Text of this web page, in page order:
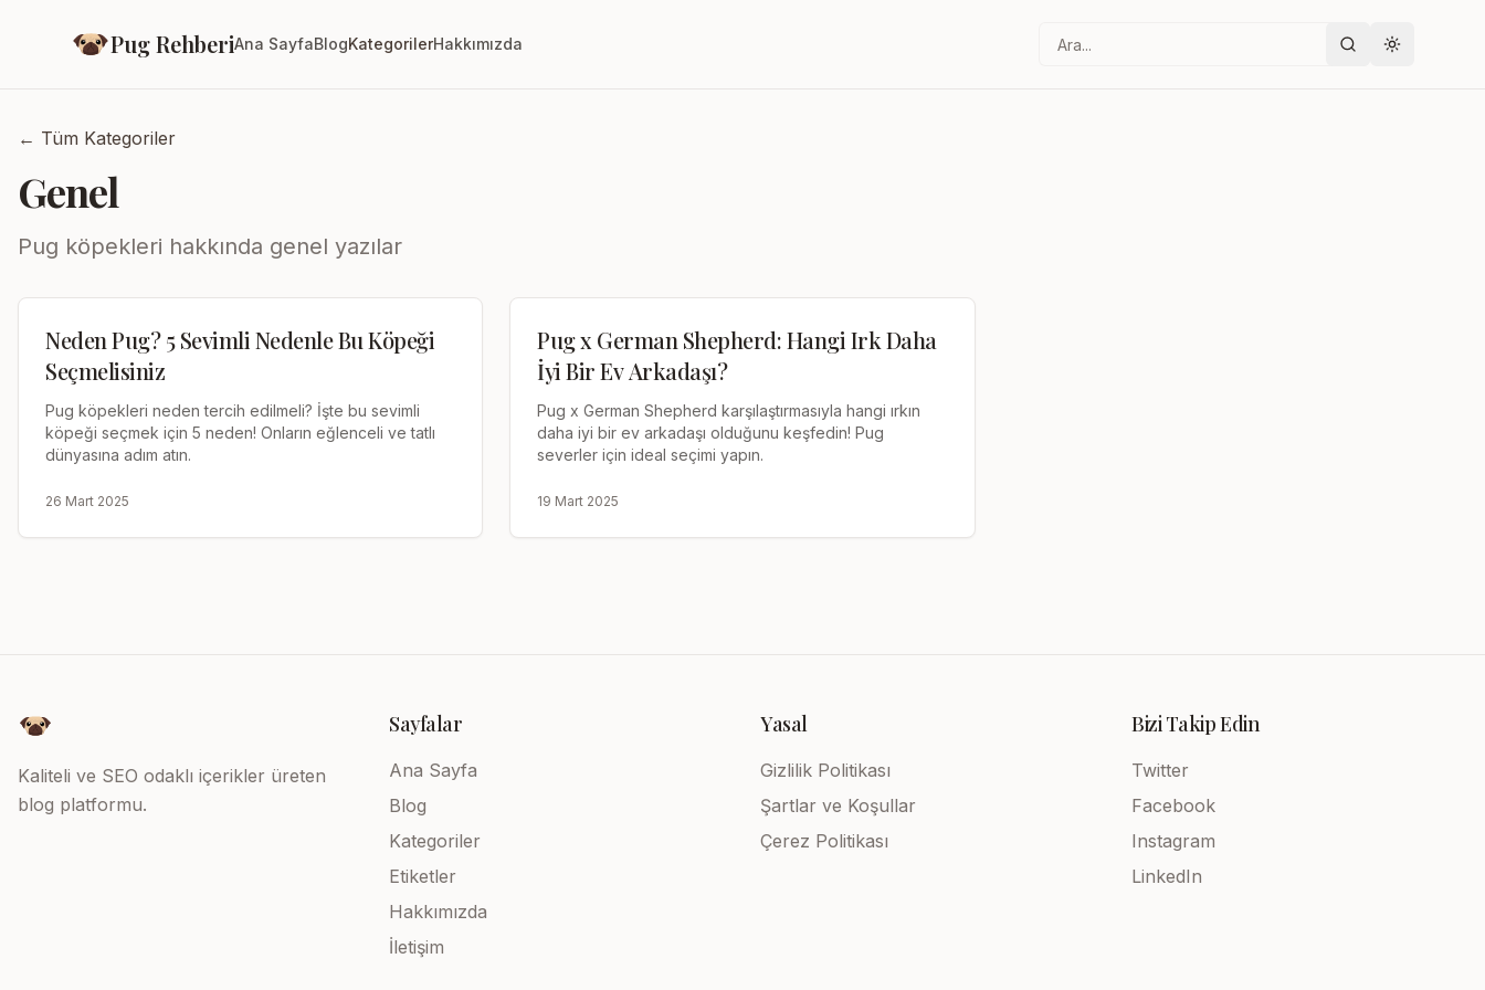
Pug RehberiAna SayfaBlogKategorilerHakkımızda Ara Tema
← Tüm Kategoriler
Genel
Pug köpekleri hakkında genel yazılar
Neden Pug? 5 Sevimli Nedenle Bu Köpeği
Seçmelisiniz
Pug köpekleri neden tercih edilmeli? İşte bu sevimli
köpeği seçmek için 5 neden! Onların eğlenceli ve tatlı
dünyasına adım atın.
26 Mart 2025
Pug x German Shepherd: Hangi Irk Daha
İyi Bir Ev Arkadaşı?
Pug x German Shepherd karşılaştırmasıyla hangi ırkın
daha iyi bir ev arkadaşı olduğunu keşfedin! Pug
severler için ideal seçimi yapın.
19 Mart 2025
Kaliteli ve SEO odaklı içerikler üreten
blog platformu.
Sayfalar
Ana Sayfa
Blog
Kategoriler
Etiketler
Hakkımızda
İletişim
Yasal
Gizlilik Politikası
Şartlar ve Koşullar
Çerez Politikası
Bizi Takip Edin
Twitter
Facebook
Instagram
LinkedIn